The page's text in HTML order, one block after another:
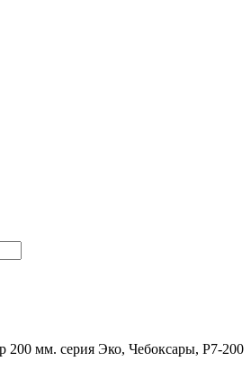
200 мм. серия Эко, Чебоксары, Р7-200